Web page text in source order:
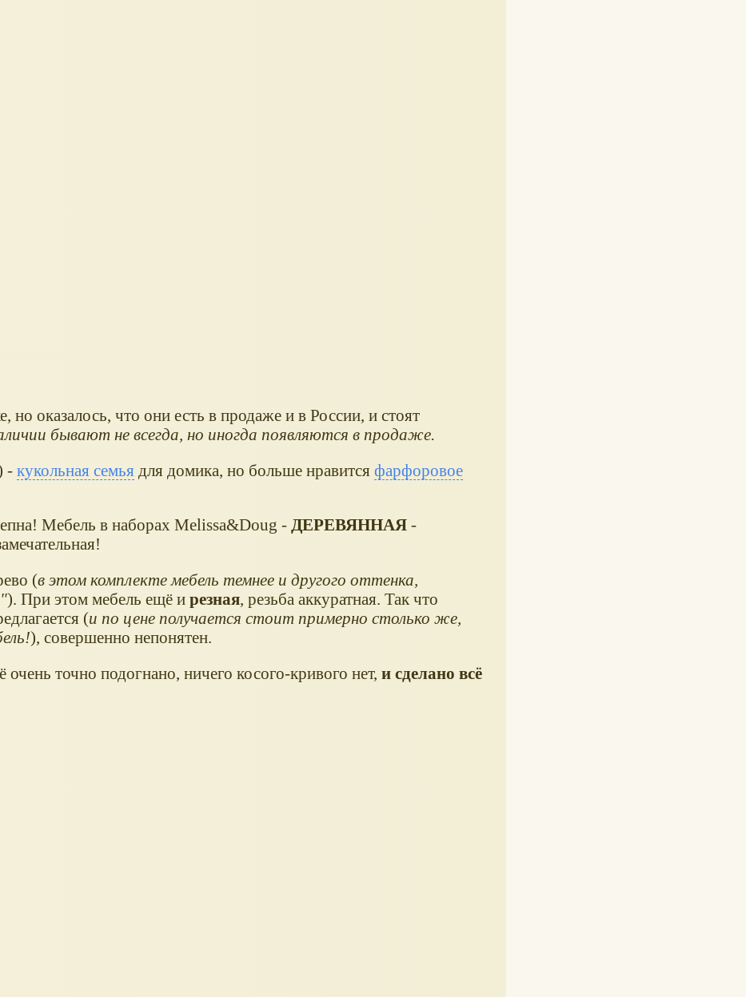
оказалось, что они есть в продаже и в России, и стоят
бывают не всегда, но иногда появляются в продаже.
- кукольная семьядля домика, но больше нравится фарфоровое
Мебель в наборах Melissa&Doug - ДЕРЕВЯННАЯ -
(в этом комплекте мебель темнее и другого оттенка,
). При этом мебель ещё и резная, резьба аккуратная. Так что
(и по цене получается стоит примерно столько же,
), совершенно непонятен.
точно подогнано, ничего косого-кривого нет, и сделано всё